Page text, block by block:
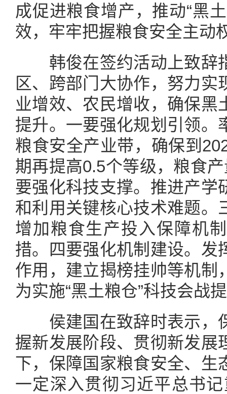
成促进粮食增产，推动“黑
效，牢牢把握粮食安全主动
韩俊在签约活动上致辞
区、跨部门大协作，努力
业增效、农民增收，确保黑
提升。一要强化规划引领。
粮食安全产业带，确保到
期再提高0.5个等级，粮食
要强化科技支撑。推进产学
和利用关键核心技术难题。
增加粮食生产投入保障机
措。四要强化机制建设。发
作用，建立揭榜挂帅等机制
为实施“黑土粮仓”科技会战
侯建国在致辞时表示，
握新发展阶段、贯彻新发展
下，保障国家粮食安全、生
一定深入贯彻习近平总书